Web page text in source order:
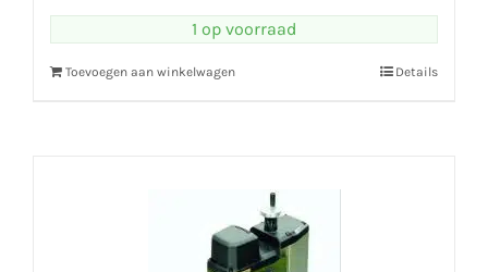
1 op voorraad
Toevoegen aan winkelwagen Details